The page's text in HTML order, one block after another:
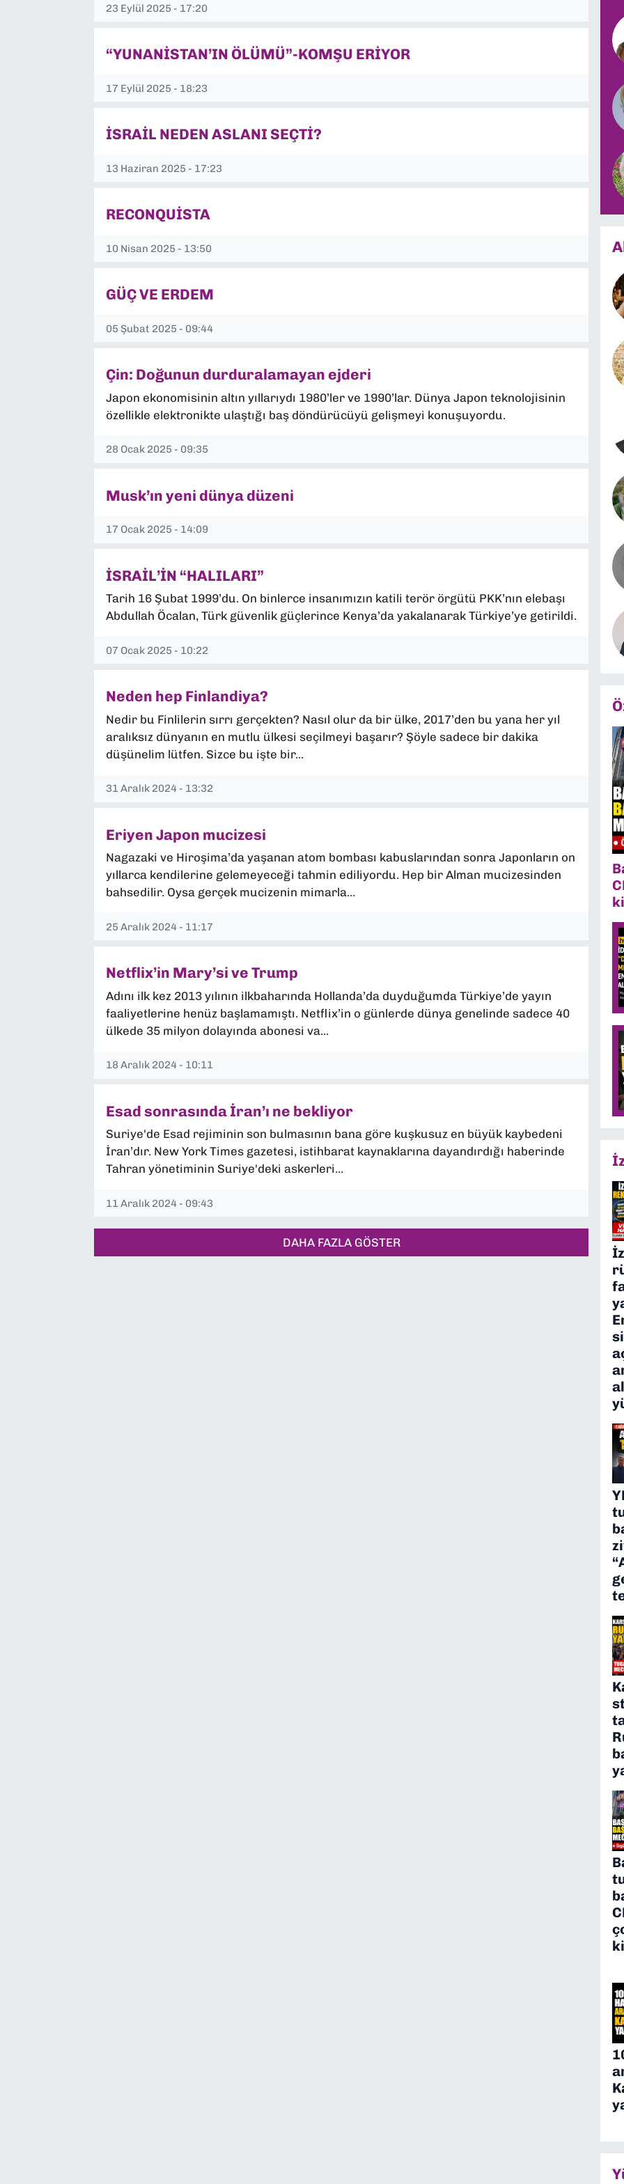
23 Eylül 2025 - 17:20
“YUNANİSTAN’IN ÖLÜMÜ”-KOMŞU ERİYOR
17 Eylül 2025 - 18:23
İSRAİL NEDEN ASLANI SEÇTİ?
13 Haziran 2025 - 17:23
RECONQUİSTA
10 Nisan 2025 - 13:50
GÜÇ VE ERDEM
05 Şubat 2025 - 09:44
Çin: Doğunun durduralamayan ejderi
Japon ekonomisinin altın yıllarıydı 1980’ler ve 1990’lar. Dünya Japon teknolojisinin
özellikle elektronikte ulaştığı baş döndürücüyü gelişmeyi konuşuyordu.
28 Ocak 2025 - 09:35
Musk’ın yeni dünya düzeni
17 Ocak 2025 - 14:09
İSRAİL’İN “HALILARI”
Tarih 16 Şubat 1999’du. On binlerce insanımızın katili terör örgütü PKK’nın elebaşı
Abdullah Öcalan, Türk güvenlik güçlerince Kenya’da yakalanarak Türkiye’ye getirildi.
07 Ocak 2025 - 10:22
Neden hep Finlandiya?
Nedir bu Finlilerin sırrı gerçekten? Nasıl olur da bir ülke, 2017’den bu yana her yıl
aralıksız dünyanın en mutlu ülkesi seçilmeyi başarır? Şöyle sadece bir dakika
düşünelim lütfen. Sizce bu işte bir...
31 Aralık 2024 - 13:32
Eriyen Japon mucizesi
Nagazaki ve Hiroşima’da yaşanan atom bombası kabuslarından sonra Japonların on
yıllarca kendilerine gelemeyeceği tahmin ediliyordu. Hep bir Alman mucizesinden
bahsedilir. Oysa gerçek mucizenin mimarla...
25 Aralık 2024 - 11:17
Netflix’in Mary’si ve Trump
Adını ilk kez 2013 yılının ilkbaharında Hollanda’da duyduğumda Türkiye’de yayın
faaliyetlerine henüz başlamamıştı. Netflix’in o günlerde dünya genelinde sadece 40
ülkede 35 milyon dolayında abonesi va...
18 Aralık 2024 - 10:11
Esad sonrasında İran’ı ne bekliyor
Suriye'de Esad rejiminin son bulmasının bana göre kuşkusuz en büyük kaybedeni
İran’dır. New York Times gazetesi, istihbarat kaynaklarına dayandırdığı haberinde
Tahran yönetiminin Suriye'deki askerleri...
11 Aralık 2024 - 09:43
DAHA FAZLA GÖSTER
YEREL YÖNETİMLER